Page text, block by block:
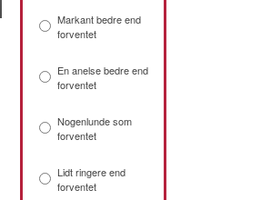
Markant bedre end
forventet
En anelse bedre end
forventet
Nogenlunde som
forventet
Lidt ringere end
forventet